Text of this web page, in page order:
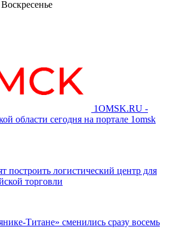
1OMSK.RU -
области сегодня на портале 1omsk
построить логистический центр для
торговли
Титане» сменились сразу восемь